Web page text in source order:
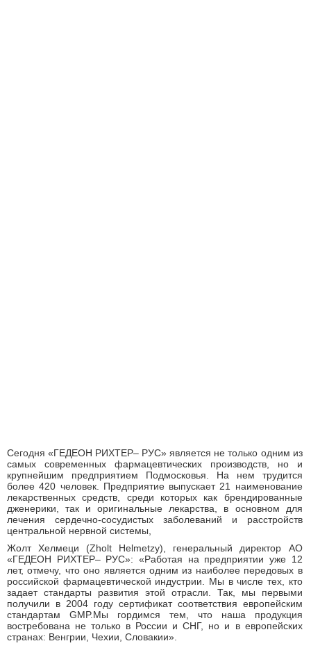
Сегодня «ГЕДЕОН РИХТЕР– РУС» является не только одним из
самых современных фармацевтических производств, но и
крупнейшим предприятием Подмосковья. На нем трудится
более 420 человек. Предприятие выпускает 21 наименование
лекарственных средств, среди которых как брендированные
дженерики, так и оригинальные лекарства, в основном для
лечения сердечно-сосудистых заболеваний и расстройств
центральной нервной системы,
Жолт Хелмеци (Zholt Helmetzy), генеральный директор АО
«ГЕДЕОН РИХТЕР– РУС»: «Работая на предприятии уже 12
лет, отмечу, что оно является одним из наиболее передовых в
российской фармацевтической индустрии. Мы в числе тех, кто
задает стандарты развития этой отрасли. Так, мы первыми
получили в 2004 году сертификат соответствия европейским
стандартам GMP.Мы гордимся тем, что наша продукция
востребована не только в России и СНГ, но и в европейских
странах: Венгрии, Чехии, Словакии».